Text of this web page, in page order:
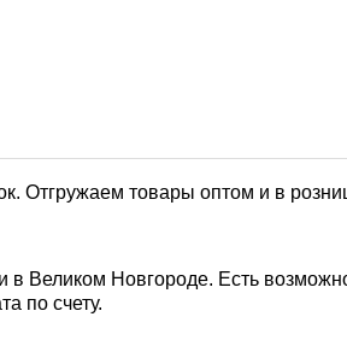
Отгружаем товары оптом и в
Великом Новгороде. Есть
по счету.